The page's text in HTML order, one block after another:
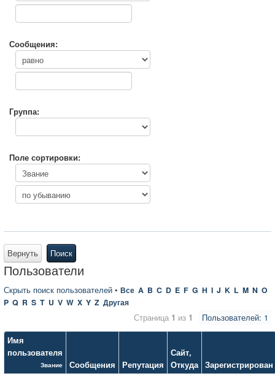
Сообщения:
Группа:
Поле сортировки:
Вернуть Поиск
Пользователи
Скрыть поиск пользователей • Все A B C D E F G H I J K L M N O
P Q R S T U V W X Y Z Другая
Пользователей: 1
Страница 1 из 1
Имя
пользователя
Звание Сообщения Репутация
Сайт,
Откуда Зарегистрирован